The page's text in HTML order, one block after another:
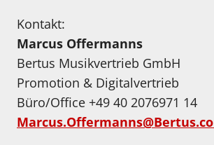
Kontakt:
Marcus Offermanns
Bertus Musikvertrieb GmbH
Promotion & Digitalvertrieb
Büro/Office +49 40 2076971 14